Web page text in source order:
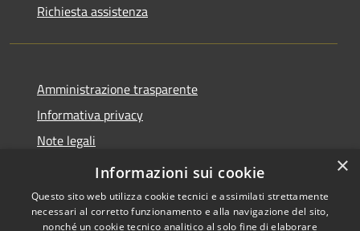
Richiesta assistenza
Amministrazione trasparente
Informativa privacy
Note legali
Dichiarazione di accessibilità
×
Informazioni sui cookie
Questo sito web utilizza cookie tecnici e assimilati strettamente
necessari al corretto funzionamento e alla navigazione del sito,
nonché un cookie tecnico analitico al solo fine di elaborare